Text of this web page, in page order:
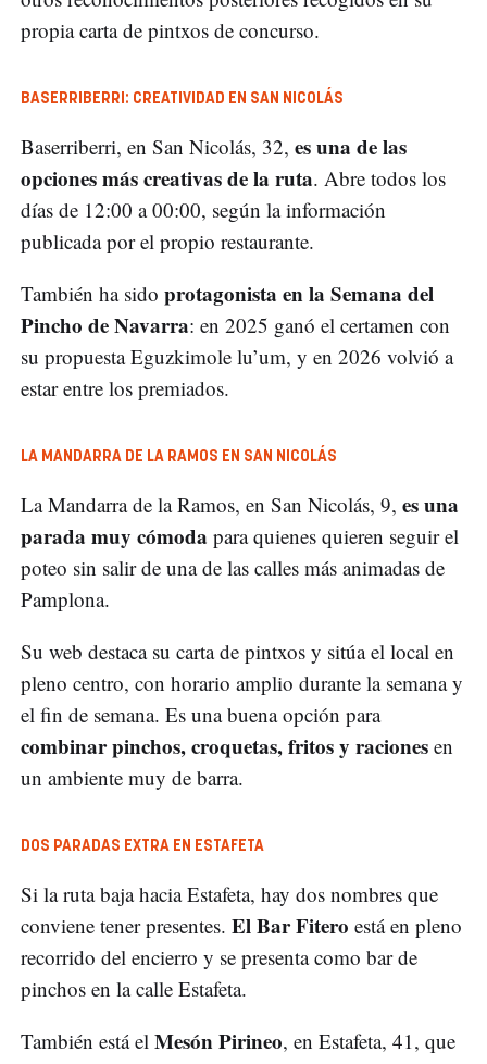
propia carta de pintxos de concurso.
BASERRIBERRI: CREATIVIDAD EN SAN NICOLÁS
Baserriberri, en San Nicolás, 32, es una de las
opciones más creativas de la ruta. Abre todos los
días de 12:00 a 00:00, según la información
publicada por el propio restaurante.
También ha sido protagonista en la Semana del
Pincho de Navarra: en 2025 ganó el certamen con
su propuesta Eguzkimole lu’um, y en 2026 volvió a
estar entre los premiados.
LA MANDARRA DE LA RAMOS EN SAN NICOLÁS
La Mandarra de la Ramos, en San Nicolás, 9, es una
parada muy cómoda para quienes quieren seguir el
poteo sin salir de una de las calles más animadas de
Pamplona.
Su web destaca su carta de pintxos y sitúa el local en
pleno centro, con horario amplio durante la semana y
el fin de semana. Es una buena opción para
combinar pinchos, croquetas, fritos y raciones en
un ambiente muy de barra.
DOS PARADAS EXTRA EN ESTAFETA
Si la ruta baja hacia Estafeta, hay dos nombres que
conviene tener presentes. El Bar Fitero está en pleno
recorrido del encierro y se presenta como bar de
pinchos en la calle Estafeta.
También está el Mesón Pirineo, en Estafeta, 41, que